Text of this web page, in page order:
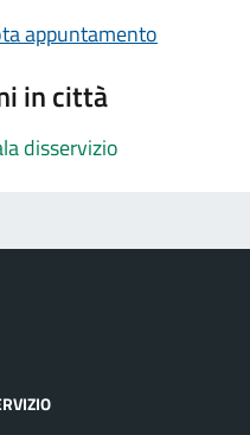
appuntamento
in città
disservizio